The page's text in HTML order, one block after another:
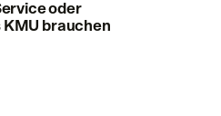
oder
KMU brauchen